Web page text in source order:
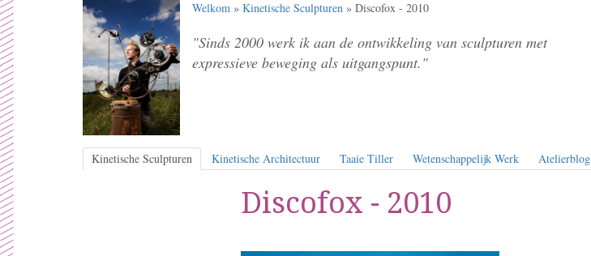
Welkom » Kinetische Sculpturen » Discofox - 2010
"Sinds 2000 werk ik aan de ontwikkeling van sculpturen met
expressieve beweging als uitgangspunt."
Kinetische Sculpturen Kinetische Architectuur Taaie Tiller Wetenschappelijk Werk Atelierblog
Discofox - 2010